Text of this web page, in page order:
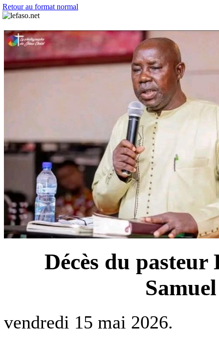
Retour au format normal
Décès du
vendredi 15 mai 2026.